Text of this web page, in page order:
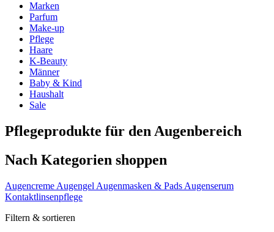
Marken
Parfum
Make-up
Pflege
Haare
K-Beauty
Männer
Baby & Kind
Haushalt
Sale
Pflegeprodukte für den Augenbereich
Nach Kategorien shoppen
Augencreme Augengel Augenmasken & Pads Augenserum
Kontaktlinsenpflege
Filtern & sortieren